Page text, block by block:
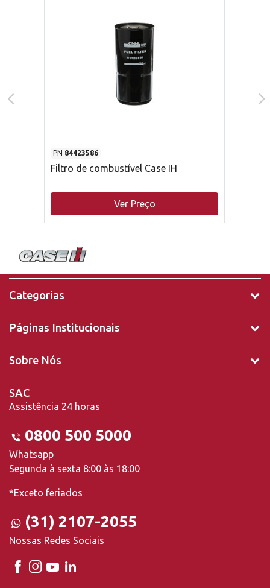
PN 84423586
Filtro de combustível Case IH
Ver Preço
Categorias
Páginas Institucionais
Sobre Nós
SAC
Assistência 24 horas
0800 500 5000
Whatsapp
Segunda à sexta 8:00 às 18:00
*Exceto feriados
(31) 2107-2055
Nossas Redes Sociais